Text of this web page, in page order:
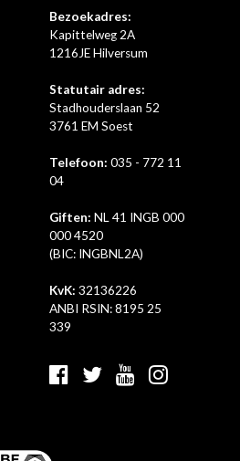
Bezoekadres:
Kapittelweg 2A
1216JE Hilversum
Statutair adres:
Stadhouderslaan 52
3761 EM Soest
Telefoon: 035 - 772 11
04
Giften: NL 41 INGB 000
000 4520
(BIC: INGBNL2A)
KvK: 32136226
ANBI RSIN: 8195 25
339